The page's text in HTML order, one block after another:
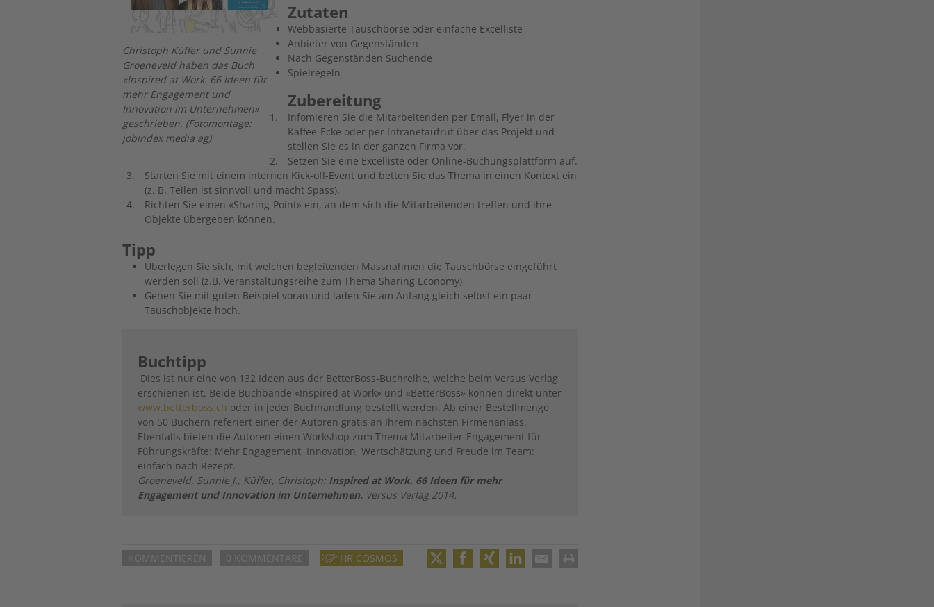
Christoph Küffer und Sunnie
Groeneveld haben das Buch
«Inspired at Work. 66 Ideen für
mehr Engagement und
Innovation im Unternehmen»
geschrieben. (Fotomontage:
jobindex media ag)
Zutaten
Webbasierte Tauschbörse oder einfache Excelliste
Anbieter von Gegenständen
Nach Gegenständen Suchende
Spielregeln
Zubereitung
Infomieren Sie die Mitarbeitenden per Email, Flyer in der
Kaffee-Ecke oder per Intranetaufruf über das Projekt und
stellen Sie es in der ganzen Firma vor.
Setzen Sie eine Excelliste oder Online-Buchungsplattform auf.
Starten Sie mit einem internen Kick-off-Event und betten Sie das Thema in einen Kontext ein
(z. B. Teilen ist sinnvoll und macht Spass).
Richten Sie einen «Sharing-Point» ein, an dem sich die Mitarbeitenden treffen und ihre
Objekte übergeben können.
Tipp
Überlegen Sie sich, mit welchen begleitenden Massnahmen die Tauschbörse eingeführt
werden soll (z.B. Veranstaltungsreihe zum Thema Sharing Economy)
Gehen Sie mit guten Beispiel voran und laden Sie am Anfang gleich selbst ein paar
Tauschobjekte hoch.
Buchtipp
Dies ist nur eine von 132 Ideen aus der BetterBoss-Buchreihe, welche beim Versus Verlag
erschienen ist. Beide Buchbände «Inspired at Work» und «BetterBoss» können direkt unter
www.betterboss.ch oder in jeder Buchhandlung bestellt werden. Ab einer Bestellmenge
von 50 Büchern referiert einer der Autoren gratis an Ihrem nächsten Firmenanlass.
Ebenfalls bieten die Autoren einen Workshop zum Thema Mitarbeiter-Engagement für
Führungskräfte: Mehr Engagement, Innovation, Wertschätzung und Freude im Team:
einfach nach Rezept.
Groeneveld, Sunnie J.; Küffer, Christoph: Inspired at Work. 66 Ideen für mehr
Engagement und Innovation im Unternehmen. Versus Verlag 2014.
KOMMENTIEREN 0 KOMMENTARE HR COSMOS